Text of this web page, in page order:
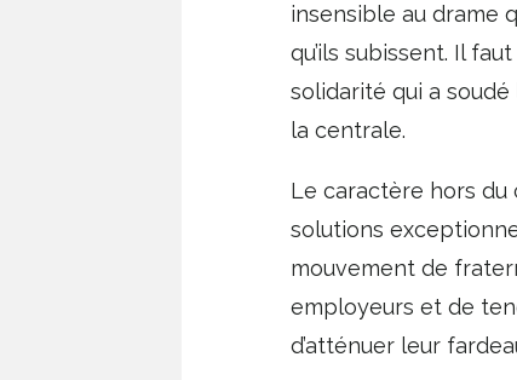
insensible au drame
qu’ils subissent. Il
solidarité qui a soudé
la centrale.
Le caractère hors du
solutions
mouvement de
employeurs et de
d’atténuer leur